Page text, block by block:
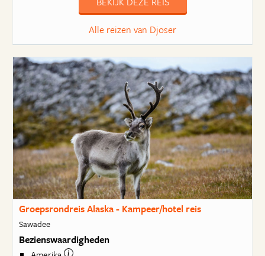
Alle reizen van Djoser
Groepsrondreis Alaska - Kampeer/hotel reis
Sawadee
Bezienswaardigheden